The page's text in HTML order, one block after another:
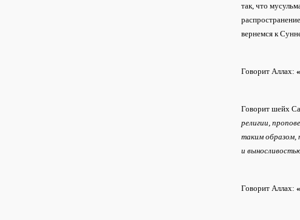
так, что
вернемся к
Говорит Аллах:
Говорит шейх
религии,
таким образом,
и
Говорит Аллах: